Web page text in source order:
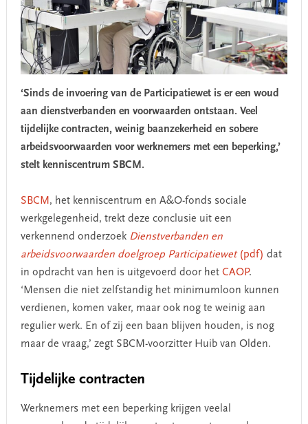
‘Sinds de invoering van de Participatiewet is er een woud
aan dienstverbanden en voorwaarden ontstaan. Veel
tijdelijke contracten, weinig baanzekerheid en sobere
arbeidsvoorwaarden voor werknemers met een beperking,’
stelt kenniscentrum SBCM.
SBCM , het kenniscentrum en A&O-fonds sociale
werkgelegenheid, trekt deze conclusie uit een
verkennend onderzoek Dienstverbanden en
arbeidsvoorwaarden doelgroep Participatiewet(pdf) dat
in opdracht van hen is uitgevoerd door het CAOP.
‘Mensen die niet zelfstandig het minimumloon kunnen
verdienen, komen vaker, maar ook nog te weinig aan
regulier werk. En of zij een baan blijven houden, is nog
maar de vraag,’ zegt SBCM-voorzitter Huib van Olden.
Tijdelijke contracten
Werknemers met een beperking krijgen veelal